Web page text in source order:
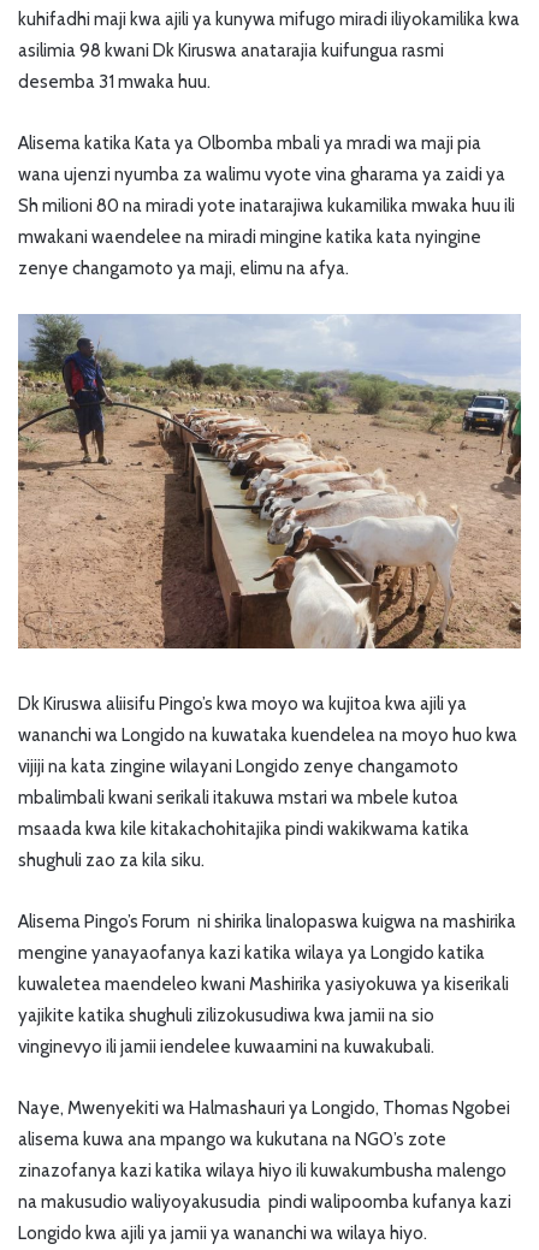
kuhifadhi maji kwa ajili ya kunywa mifugo miradi iliyokamilika kwa
asilimia 98 kwani Dk Kiruswa anatarajia kuifungua rasmi
desemba 31 mwaka huu.
Alisema katika Kata ya Olbomba mbali ya mradi wa maji pia
wana ujenzi nyumba za walimu vyote vina gharama ya zaidi ya
Sh milioni 80 na miradi yote inatarajiwa kukamilika mwaka huu ili
mwakani waendelee na miradi mingine katika kata nyingine
zenye changamoto ya maji, elimu na afya.
Dk Kiruswa aliisifu Pingo’s kwa moyo wa kujitoa kwa ajili ya
wananchi wa Longido na kuwataka kuendelea na moyo huo kwa
vijiji na kata zingine wilayani Longido zenye changamoto
mbalimbali kwani serikali itakuwa mstari wa mbele kutoa
msaada kwa kile kitakachohitajika pindi wakikwama katika
shughuli zao za kila siku.
Alisema Pingo’s Forum ni shirika linalopaswa kuigwa na mashirika
mengine yanayaofanya kazi katika wilaya ya Longido katika
kuwaletea maendeleo kwani Mashirika yasiyokuwa ya kiserikali
yajikite katika shughuli zilizokusudiwa kwa jamii na sio
vinginevyo ili jamii iendelee kuwaamini na kuwakubali.
Naye, Mwenyekiti wa Halmashauri ya Longido, Thomas Ngobei
alisema kuwa ana mpango wa kukutana na NGO’s zote
zinazofanya kazi katika wilaya hiyo ili kuwakumbusha malengo
na makusudio waliyoyakusudia pindi walipoomba kufanya kazi
Longido kwa ajili ya jamii ya wananchi wa wilaya hiyo.